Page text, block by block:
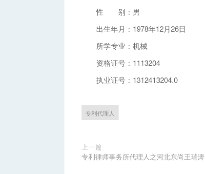
性 别：男
出生年月：1978年12月26日
所学专业：机械
资格证号：1113204
执业证号：1312413204.0
专利代理人
上一篇
专利律师事务所代理人之河北东尚王瑞涛